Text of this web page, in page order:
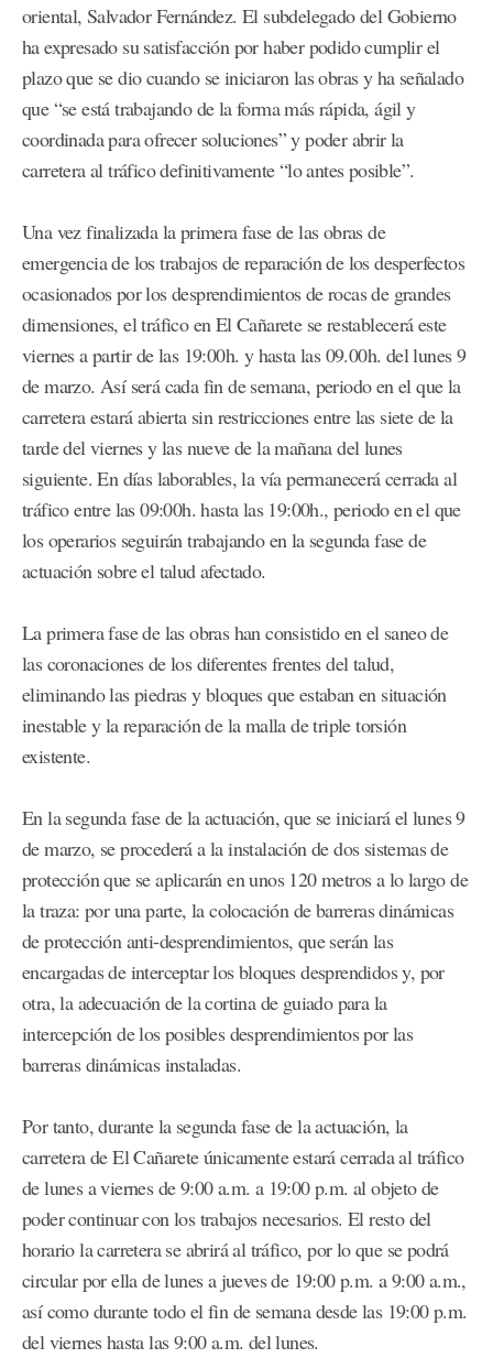
oriental, Salvador Fernández. El subdelegado del Gobierno
ha expresado su satisfacción por haber podido cumplir el
plazo que se dio cuando se iniciaron las obras y ha señalado
que “se está trabajando de la forma más rápida, ágil y
coordinada para ofrecer soluciones” y poder abrir la
carretera al tráfico definitivamente “lo antes posible”.
Una vez finalizada la primera fase de las obras de
emergencia de los trabajos de reparación de los desperfectos
ocasionados por los desprendimientos de rocas de grandes
dimensiones, el tráfico en El Cañarete se restablecerá este
viernes a partir de las 19:00h. y hasta las 09.00h. del lunes 9
de marzo. Así será cada fin de semana, periodo en el que la
carretera estará abierta sin restricciones entre las siete de la
tarde del viernes y las nueve de la mañana del lunes
siguiente. En días laborables, la vía permanecerá cerrada al
tráfico entre las 09:00h. hasta las 19:00h., periodo en el que
los operarios seguirán trabajando en la segunda fase de
actuación sobre el talud afectado.
La primera fase de las obras han consistido en el saneo de
las coronaciones de los diferentes frentes del talud,
eliminando las piedras y bloques que estaban en situación
inestable y la reparación de la malla de triple torsión
existente.
En la segunda fase de la actuación, que se iniciará el lunes 9
de marzo, se procederá a la instalación de dos sistemas de
protección que se aplicarán en unos 120 metros a lo largo de
la traza: por una parte, la colocación de barreras dinámicas
de protección anti-desprendimientos, que serán las
encargadas de interceptar los bloques desprendidos y, por
otra, la adecuación de la cortina de guiado para la
intercepción de los posibles desprendimientos por las
barreras dinámicas instaladas.
Por tanto, durante la segunda fase de la actuación, la
carretera de El Cañarete únicamente estará cerrada al tráfico
de lunes a viernes de 9:00 a.m. a 19:00 p.m. al objeto de
poder continuar con los trabajos necesarios. El resto del
horario la carretera se abrirá al tráfico, por lo que se podrá
circular por ella de lunes a jueves de 19:00 p.m. a 9:00 a.m.,
así como durante todo el fin de semana desde las 19:00 p.m.
del viernes hasta las 9:00 a.m. del lunes.